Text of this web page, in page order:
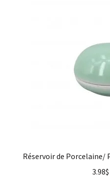
Réservoir de Porcelaine/
3.98$